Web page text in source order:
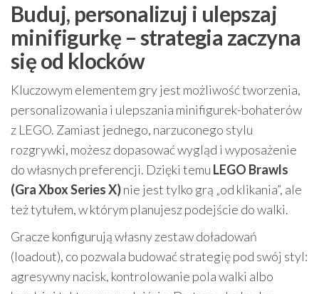
Buduj, personalizuj i ulepszaj
minifigurkę – strategia zaczyna
się od klocków
Kluczowym elementem gry jest możliwość tworzenia,
personalizowania i ulepszania minifigurek-bohaterów
z LEGO. Zamiast jednego, narzuconego stylu
rozgrywki, możesz dopasować wygląd i wyposażenie
do własnych preferencji. Dzięki temu LEGO Brawls
(Gra Xbox Series X)nie jest tylko grą „od klikania”, ale
też tytułem, w którym planujesz podejście do walki.
Gracze konfigurują własny zestaw doładowań
(loadout), co pozwala budować strategię pod swój styl:
agresywny nacisk, kontrolowanie pola walki albo